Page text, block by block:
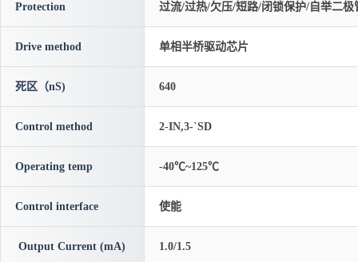
Protection 过流/过热/欠压/短路/闭锁保护/自举二极
Drive method 单相半桥驱动芯片
死区（nS) 640
Control method 2-IN,3-`SD
Operating temp -40℃~125℃
Control interface 使能
Output Current (mA) 1.0/1.5